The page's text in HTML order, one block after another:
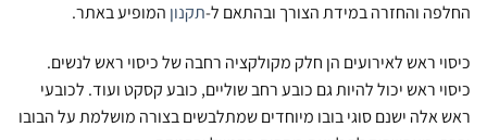
החלפה והחזרה במידת הצורך ובהתאם ל-תקנון המופיע באתר.
כיסוי ראש לאירועים הן חלק מקולקציה רחבה של כיסוי ראש לנשים.
כיסוי ראש יכול להיות גם כובע רחב שוליים, כובע קסקט ועוד. לכובעי
ראש אלה ישנם סוגי בובו מיוחדים שמתלבשים בצורה מושלמת על הבובו